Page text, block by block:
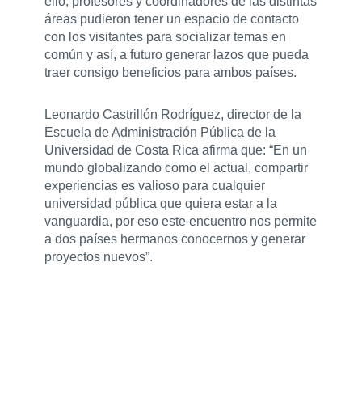
áreas pudieron tener un espacio de contacto
con los visitantes para socializar temas en
común y así, a futuro generar lazos que pueda
traer consigo beneficios para ambos países.
Leonardo Castrillón Rodríguez, director de la
Escuela de Administración Pública de la
Universidad de Costa Rica afirma que: “En un
mundo globalizando como el actual, compartir
experiencias es valioso para cualquier
universidad pública que quiera estar a la
vanguardia, por eso este encuentro nos permite
a dos países hermanos conocernos y generar
proyectos nuevos”.